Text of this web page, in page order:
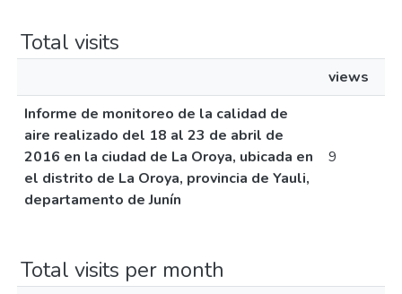
Total visits
views
Informe de monitoreo de la calidad de
aire realizado del 18 al 23 de abril de
2016 en la ciudad de La Oroya, ubicada en
el distrito de La Oroya, provincia de Yauli,
departamento de Junín
9
Total visits per month